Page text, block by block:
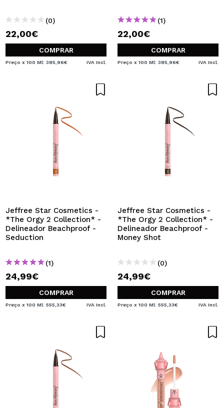
(0)
22,00€
COMPRAR
Preço x 100 Ml: 385,96€ IVA Incl.
(1)
22,00€
COMPRAR
Preço x 100 Ml: 385,96€ IVA Incl.
Jeffree Star Cosmetics -
*The Orgy 2 Collection* -
Delineador Beachproof -
Seduction
(1)
24,99€
COMPRAR
Preço x 100 Ml: 555,33€ IVA Incl.
Jeffree Star Cosmetics -
*The Orgy 2 Collection* -
Delineador Beachproof -
Money Shot
(0)
24,99€
COMPRAR
Preço x 100 Ml: 555,33€ IVA Incl.